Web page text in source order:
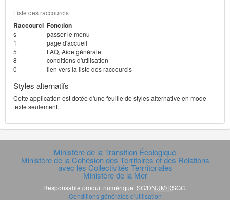
Liste des raccourcis
Raccourci Fonction
s
passer le menu
1
page d'accueil
5
FAQ, Aide générale
8
conditions d'utilisation
0
lien vers la liste des raccourcis
Styles alternatifs
Cette application est dotée d'une feuille de styles alternative en mode
texte seulement.
Ministère de la Transition Écologique
Ministère de la Cohésion des Territoires et des Relations
avec les Collectivités Terrritoriales
Ministère de la Mer
Responsable produit numérique SG/DNUM/DSGC
Conditions générales d'utilisation